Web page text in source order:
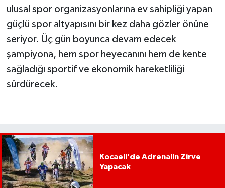
ulusal spor organizasyonlarına ev sahipliği yapan
güçlü spor altyapısını bir kez daha gözler önüne
seriyor. Üç gün boyunca devam edecek
şampiyona, hem spor heyecanını hem de kente
sağladığı sportif ve ekonomik hareketliliği
sürdürecek.
Kocaeli’de Adrenalin Zirve
Yapacak